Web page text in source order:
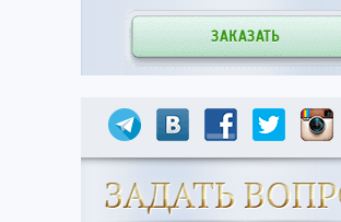
ЗАКАЗАТЬ